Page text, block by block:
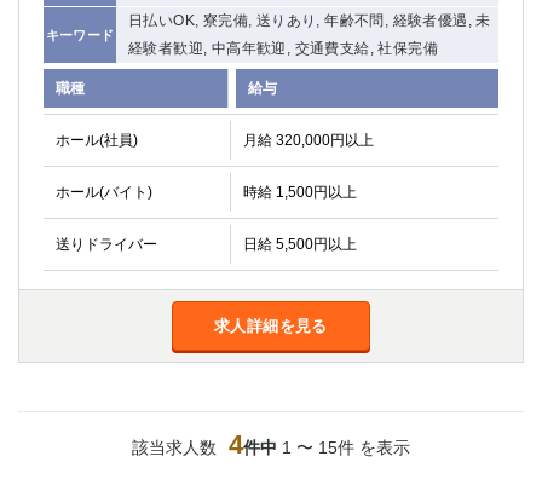
キーワード
日払いOK, 寮完備, 送りあり, 年齢不問, 経験者優遇, 未
経験者歓迎, 中高年歓迎, 交通費支給, 社保完備
職種 給与
ホール(社員) 月給 320,000円以上
ホール(バイト) 時給 1,500円以上
送りドライバー 日給 5,500円以上
求人詳細を見る
該当求人数 4件中 1 〜 15件 を表示